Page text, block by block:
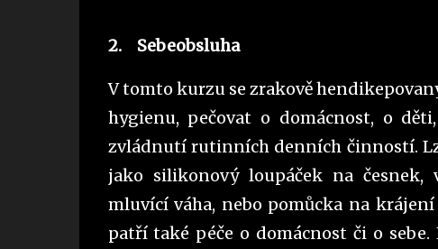
2. Sebeobsluha
V tomto kurzu se zrakově
hygienu, pečovat o domácnost, o
zvládnutí rutinních denních činností.
jako silikonový loupáček na česnek,
mluvící váha, nebo pomůcka na
patří také péče o domácnost či o